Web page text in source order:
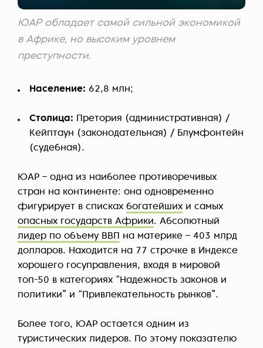
ЮАР обладает самой сильной экономикой
в Африке, но высоким уровнем
преступности.
Население: 62,8 млн;
Столица: Претория (административная) /
Кейптаун (законодательная) / Блумфонтейн
(судебная).
ЮАР – одна из наиболее противоречивых
стран на континенте: она одновременно
фигурирует в списках богатейших и самых
опасных государств Африки. Абсолютный
лидер по объему ВВП на материке – 403 млрд
долларов. Находится на 77 строчке в Индексе
хорошего госуправления, входя в мировой
топ-50 в категориях “Надежность законов и
политики” и “Привлекательность рынков”.
Более того, ЮАР остается одним из
туристических лидеров. По этому показателю